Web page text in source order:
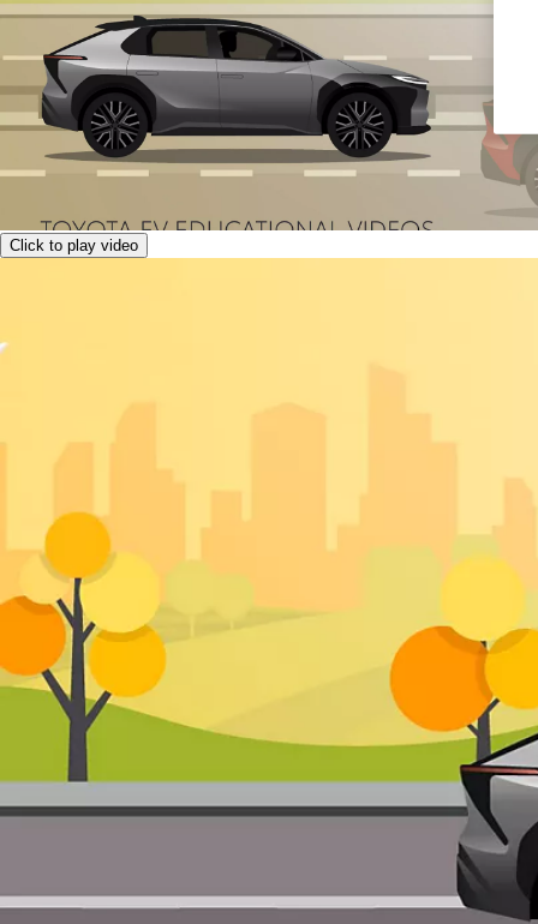
Click to play video